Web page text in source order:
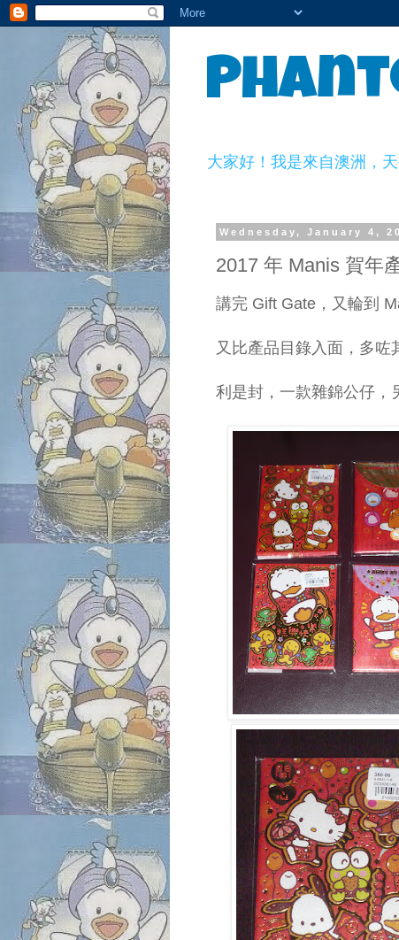
大家好！我是來自澳洲，
Wednesday, January 4,
2017 年 Manis 賀年
講完 Gift Gate，又輪到
又比產品目錄入面，多咗
利是封，一款雜錦公仔，